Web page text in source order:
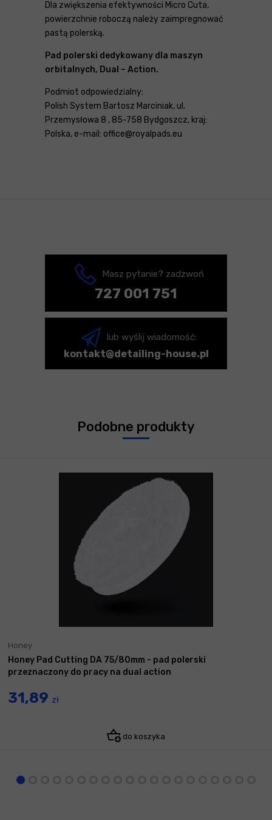
Dla zwiększenia efektywności Micro Cuta,
powierzchnie roboczą należy zaimpregnować
pastą polerską.
Pad polerski dedykowany dla maszyn
orbitalnych, Dual – Action.
Podmiot odpowiedzialny:
Polish System Bartosz Marciniak, ul.
Przemysłowa 8 , 85-758 Bydgoszcz, kraj:
Polska, e-mail: office@royalpads.eu
Masz pytanie? zadzwoń
727 001 751
lub wyślij wiadomość:
kontakt@detailing-house.pl
Podobne produkty
Honey
Honey Pad Cutting DA 75/80mm - pad polerski
przeznaczony do pracy na dual action
31,89 zł
do koszyka